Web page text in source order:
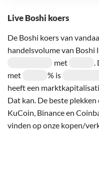
Live Boshi koers
De Boshi koers van
handelsvolume van Boshi
met
.
met
% is
heeft een
Dat kan. De beste
KuCoin, Binance en
vinden op onze kopen/